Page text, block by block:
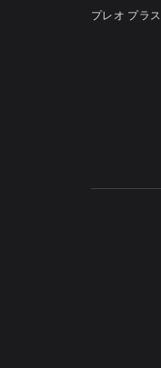
プレオ プラス